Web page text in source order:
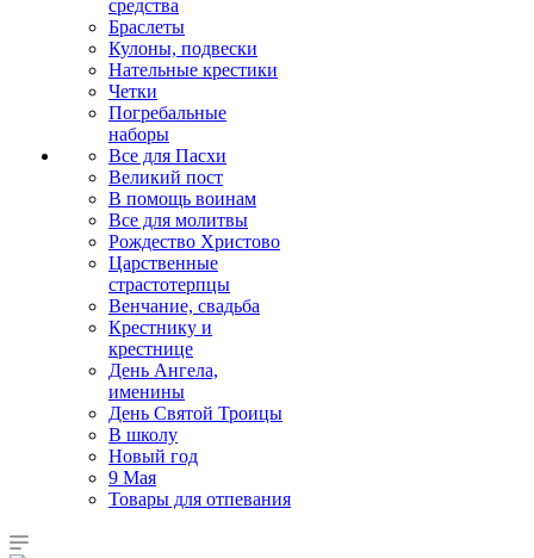
средства
Браслеты
Кулоны, подвески
Нательные крестики
Четки
Погребальные
наборы
Все для Пасхи
Великий пост
В помощь воинам
Все для молитвы
Рождество Христово
Царственные
страстотерпцы
Венчание, свадьба
Крестнику и
крестнице
День Ангела,
именины
День Святой Троицы
В школу
Новый год
9 Мая
Товары для отпевания